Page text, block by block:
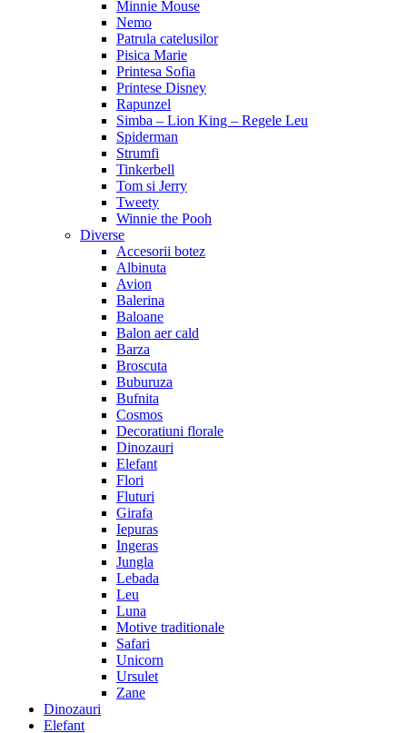
Minnie Mouse
Nemo
Patrula catelusilor
Pisica Marie
Printesa Sofia
Printese Disney
Rapunzel
Simba – Lion King – Regele Leu
Spiderman
Strumfi
Tinkerbell
Tom si Jerry
Tweety
Winnie the Pooh
Diverse
Accesorii botez
Albinuta
Avion
Balerina
Baloane
Balon aer cald
Barza
Broscuta
Buburuza
Bufnita
Cosmos
Decoratiuni florale
Dinozauri
Elefant
Flori
Fluturi
Girafa
Iepuras
Ingeras
Jungla
Lebada
Leu
Luna
Motive traditionale
Safari
Unicorn
Ursulet
Zane
Dinozauri
Elefant